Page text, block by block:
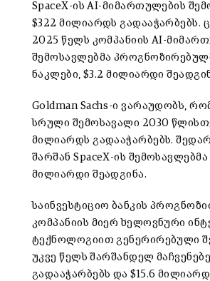
SpaceX-ის AI-მიმართულების
$322 მილიარდს გადააჭარბებს.
2025 წელს კომპანიის AI-
შემოსავლებმა
ნაკლები, $3.2 მილიარდი
Goldman Sachs-ი ვარაუდობს,
სრული შემოსავალი 2030
მილიარდს გადააჭარბებს.
შარშან SpaceX-ის შემოსავლებმა
მილიარდი შეადგინა.
საინვესტიციო ბანკის
კომპანიის მიერ ხელოვნური
ტექნოლოგიით გენერირებული
უკვე წელს შარშანდელ
გადააჭარბებს და $15.6